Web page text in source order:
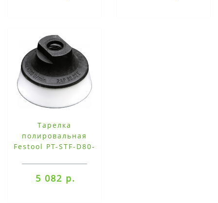
Тарелка
полировальная
Festool PT-STF-D80-
5 082 р.